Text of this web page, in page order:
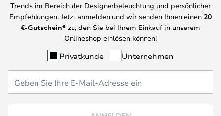
Trends im Bereich der Designerbeleuchtung und persönlicher
Empfehlungen. Jetzt anmelden und wir senden Ihnen einen 20
€-Gutschein* zu, den Sie bei Ihrem Einkauf in unserem
Onlineshop einlösen können!
Privatkunde Unternehmen